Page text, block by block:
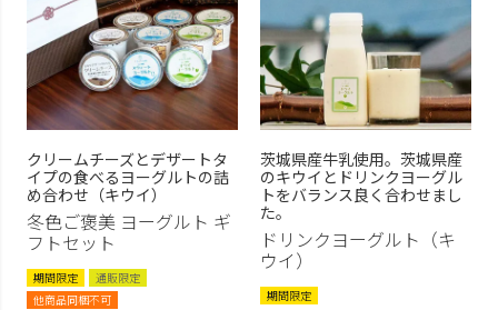
クリームチーズとデザートタ
イプの食べるヨーグルトの詰
め合わせ（キウイ）
冬色ご褒美 ヨーグルト ギ
フトセット
期間限定
通販限定
他商品同梱不可
茨城県産牛乳使用。茨城県産
のキウイとドリンクヨーグル
トをバランス良く合わせまし
た。
ドリンクヨーグルト（キ
ウイ）
期間限定